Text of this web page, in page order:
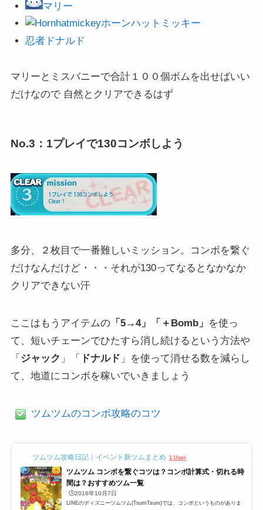
マリー
ホーンハットミッキー
忍者ドナルド
マリーとミスバニーで合計１００個ボムを出せばいい
だけなので 自然とクリアできるはず
No.3：1プレイで130コンボしよう
多分、２枚目で一番難しいミッション。コンボを繋ぐ
だけなんだけど・・・それが130ってなるとなかなか
クリアできない汗
ここはもうアイテムの「5→4」「＋Bomb」 を使っ
て、短いチェーンでひたすら消し続けるという方法や
「 ジャック 」「 ドナルド 」を使って消せる数を減らし
て、地道にコンボを稼いでいきましょう
ツムツムのコンボ攻略のコツ
ツムツム攻略日記｜イベント新ツムまとめ 1 User
ツムツム コンボを繋ぐコツは？コンボ計算式・切れる時
間は？おすすめツム一覧
🕒️2016年10月7日
LINEのディズニーツムツム(TsumTsum)では、コンボというものがありま